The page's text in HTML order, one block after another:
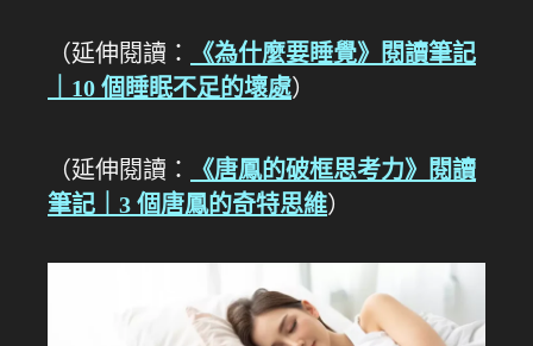
（延伸閱讀：
《為什麼要睡覺》閱讀筆記
｜10 個睡眠不足的壞處）
（延伸閱讀：
《唐鳳的破框思考力》閱讀
筆記｜3 個唐鳳的奇特思維）